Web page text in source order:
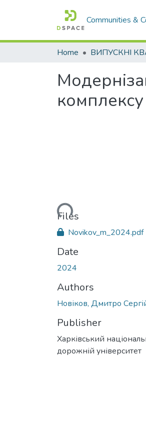
Communities &
Home
Loading...
Files
Novikov_m_2024.pdf
Date
2024
Authors
Новіков, Дмитро
Publisher
Харківський
дорожній університет